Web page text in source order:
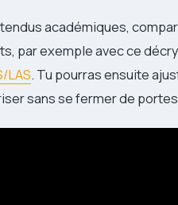
académiques,
par exemple avec ce
LAS. Tu pourras ensuite
sans se fermer de